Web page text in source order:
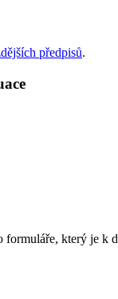
předpisů.
formuláře, který je k